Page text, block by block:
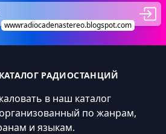
wwwradiocadenastereo.blogspot.com
КАТАЛОГ РАДИОСТАНЦИЙ
в наш каталог
по жанрам,
и языкам.